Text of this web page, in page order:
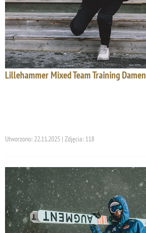
Lillehammer Mixed Team Training Damen
Utworzono: 22.11.2025 | Zdjęcia: 118